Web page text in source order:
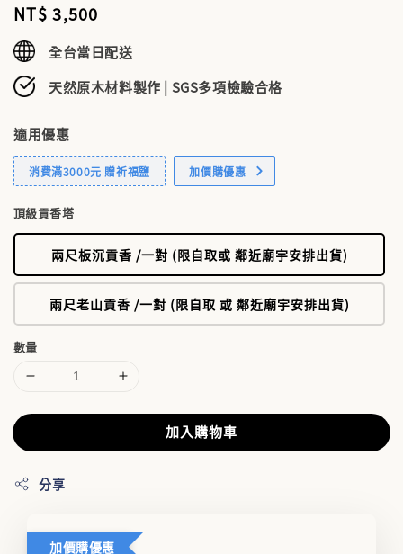
Regular
price
NT$ 3,500
全台當日配送
天然原木材料製作 | SGS多項檢驗合格
適用優惠
消費滿3000元 贈祈福鹽 加價購優惠
頂級貢香塔
兩尺板沉貢香 /一對 (限自取或 鄰近廟宇安排出貨)
兩尺老山貢香 /一對 (限自取 或 鄰近廟宇安排出貨)
數量
加入購物車
分享
加價購優惠